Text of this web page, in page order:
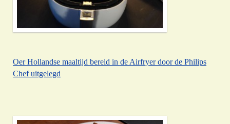
Oer Hollandse maaltijd bereid in de Airfryer door de Philips
Chef uitgelegd